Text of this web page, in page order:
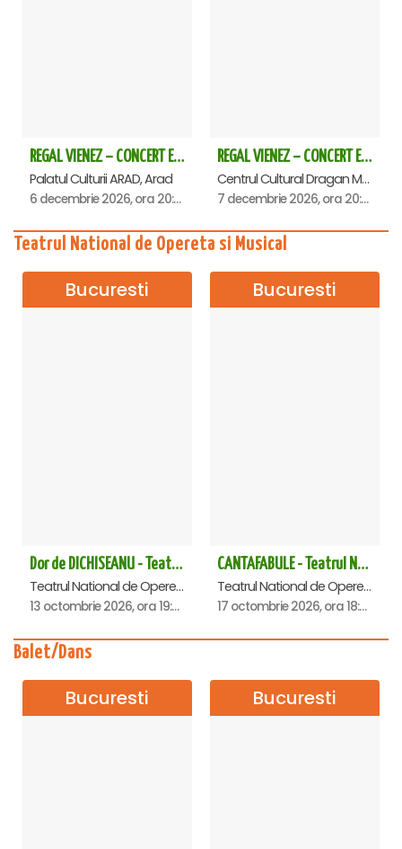
REGAL VIENEZ – CONCERT EXTRAORDINAR DE CRACIUN - Arad
Palatul Culturii ARAD, Arad
6 decembrie 2026, ora 20:00
REGAL VIENEZ – CONCERT EXTRAORDINAR DE CRACIUN - Deva
Centrul Cultural Dragan Muntean, Deva
7 decembrie 2026, ora 20:00
Teatrul National de Opereta si Musical
Bucuresti
Dor de DICHISEANU - Teatrul Național de Operetă și Musical „Ion Dacian"
Teatrul National de Opereta si Musical Ion Dacian, Bucuresti
13 octombrie 2026, ora 19:00
Bucuresti
CANTAFABULE - Teatrul National de Opereta si Musical
Teatrul National de Opereta si Musical Ion Dacian, Bucuresti
17 octombrie 2026, ora 18:00
Balet/Dans
Bucuresti Bucuresti